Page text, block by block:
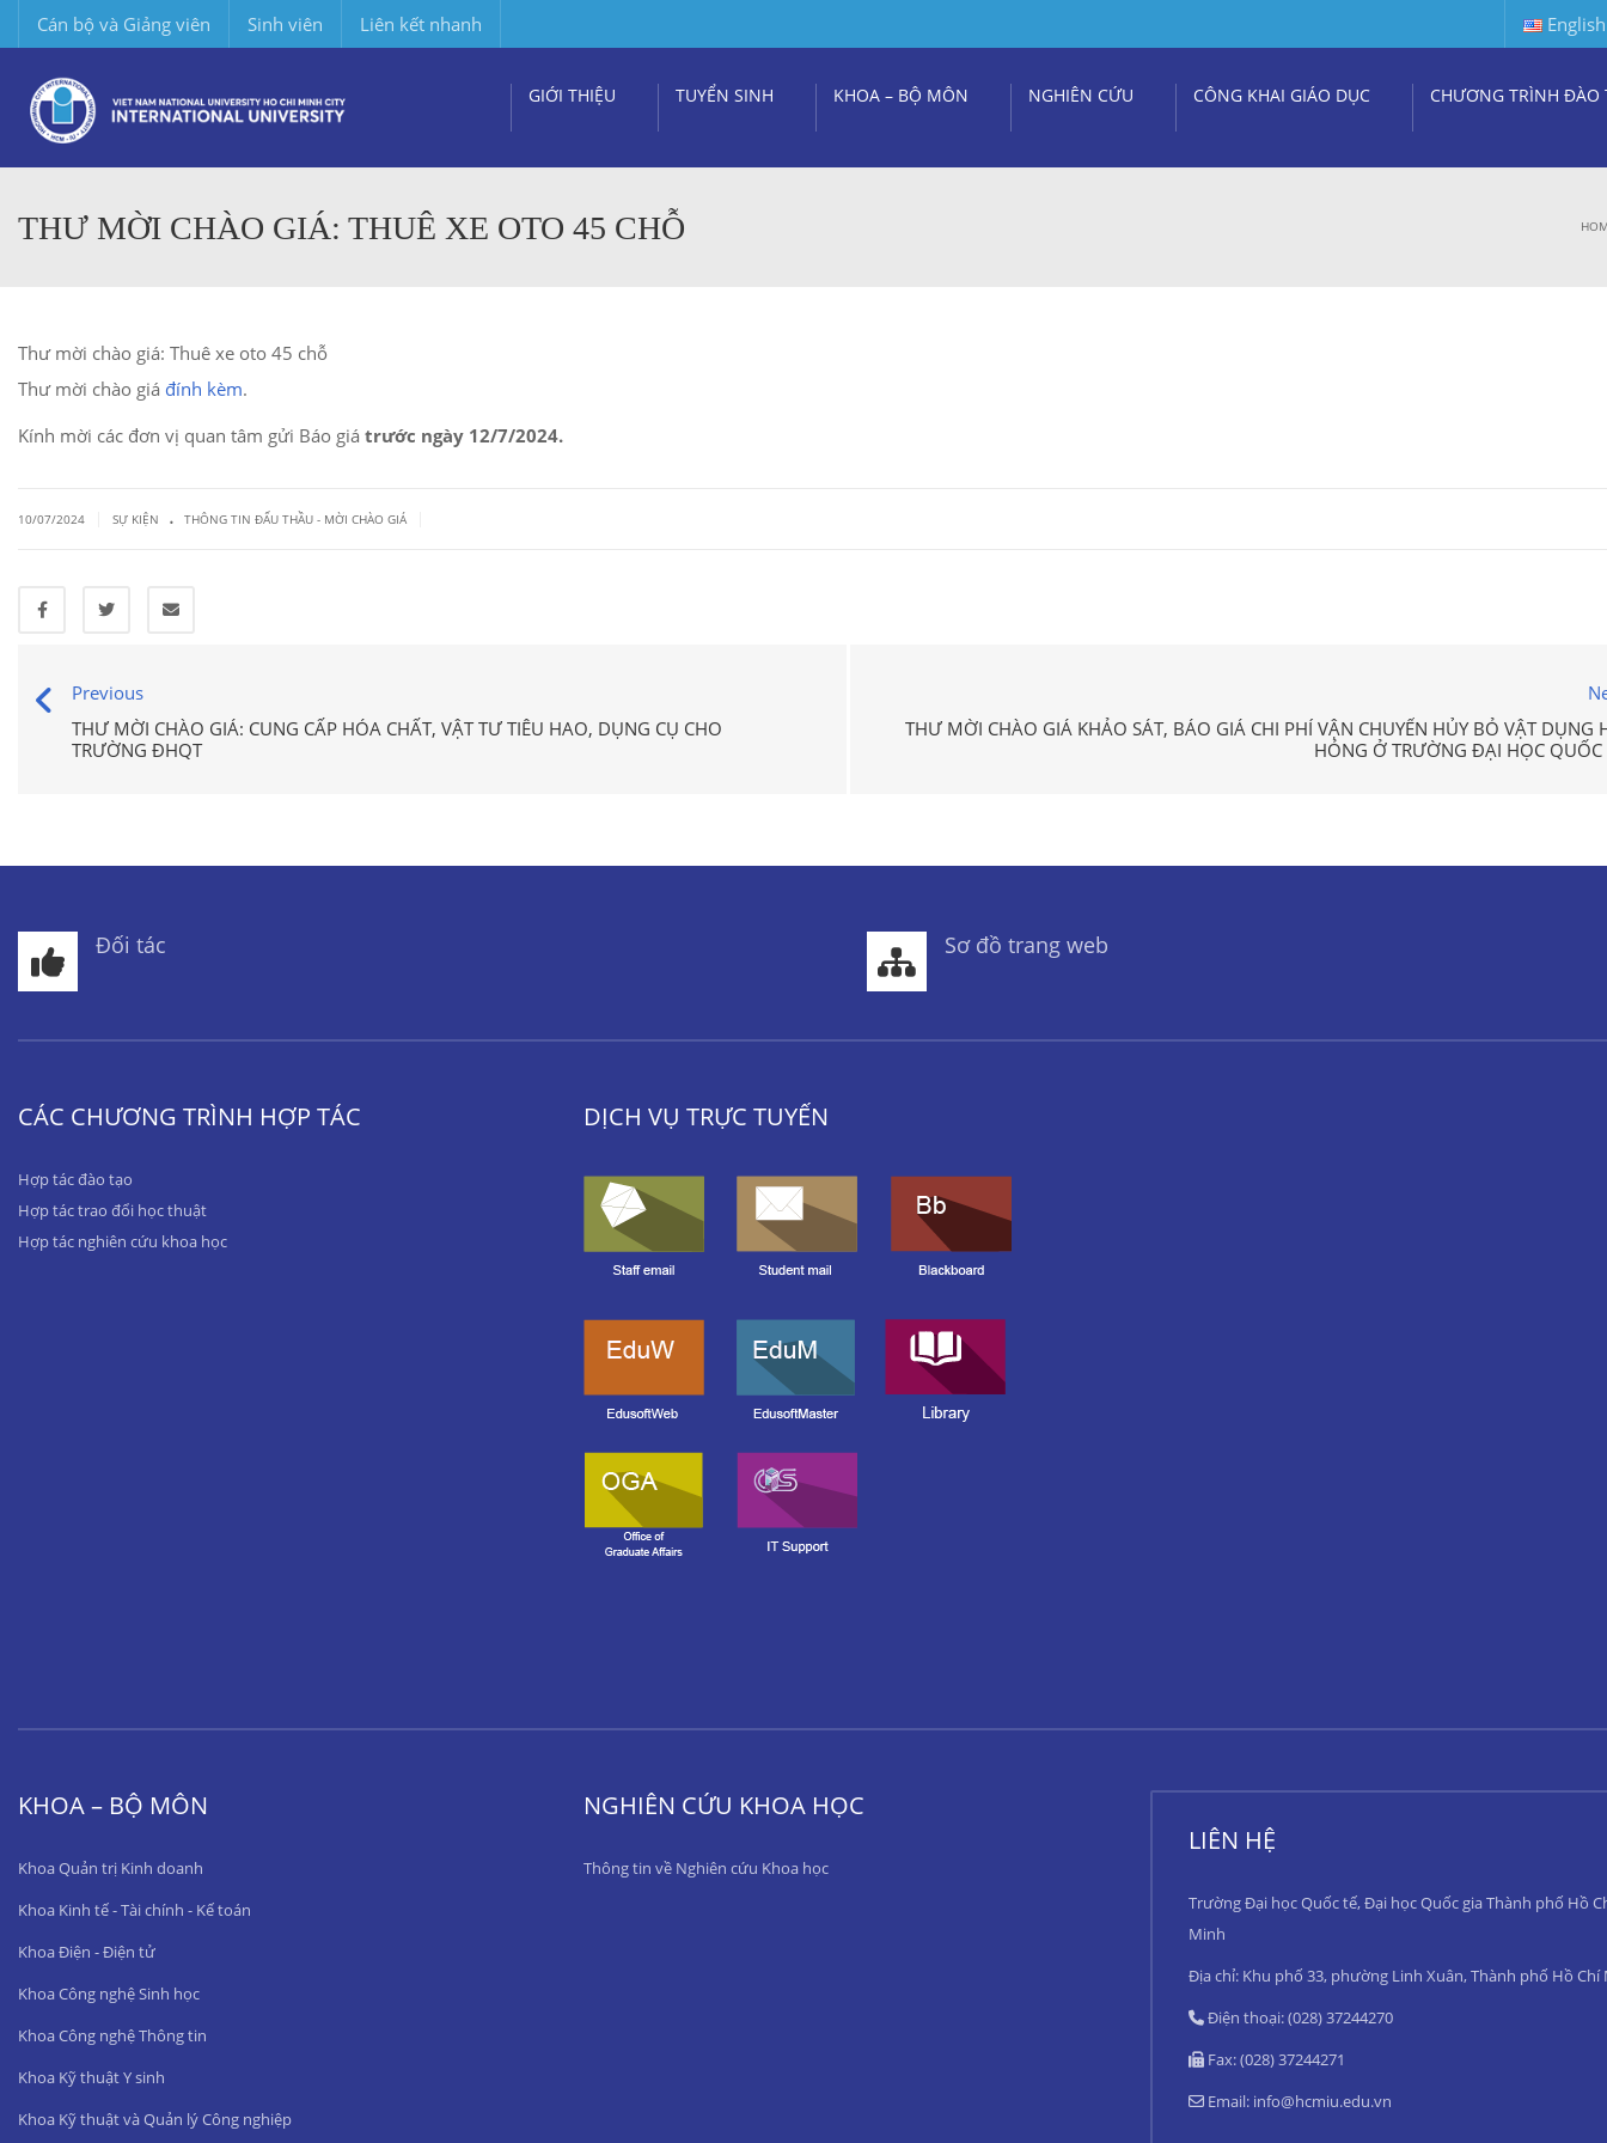
Cán bộ và Giảng viên Sinh viên Liên kết nhanh English
GIỚI THIỆU TUYỂN SINH KHOA – BỘ MÔN NGHIÊN CỨU CÔNG KHAI GIÁO DỤC CHƯƠNG TRÌNH ĐÀO
THƯ MỜI CHÀO GIÁ: THUÊ XE OTO 45 CHỖ
Thư mời chào giá: Thuê xe oto 45 chỗ
Thư mời chào giá đính kèm.
Kính mời các đơn vị quan tâm gửi Báo giá trước ngày 12/7/2024.
10/07/2024 SỰ KIỆN . THÔNG TIN ĐẤU THẦU - MỜI CHÀO GIÁ
Previous
THƯ MỜI CHÀO GIÁ: CUNG CẤP HÓA CHẤT, VẬT TƯ TIÊU HAO, DỤNG CỤ CHO
TRƯỜNG ĐHQT
THƯ MỜI CHÀO GIÁ KHẢO SÁT, BÁO GIÁ CHI PHÍ VẬN CHUYỂN HỦY BỎ VẬT DỤNG
HỎNG Ở TRƯỜNG ĐẠI HỌC QUỐC
Đối tác Sơ đồ trang web
CÁC CHƯƠNG TRÌNH HỢP TÁC
Hợp tác đào tạo
Hợp tác trao đổi học thuật
Hợp tác nghiên cứu khoa học
DỊCH VỤ TRỰC TUYẾN
KHOA – BỘ MÔN
Khoa Quản trị Kinh doanh
Khoa Kinh tế - Tài chính - Kế toán
Khoa Điện - Điện tử
Khoa Công nghệ Sinh học
Khoa Công nghệ Thông tin
Khoa Kỹ thuật Y sinh
Khoa Kỹ thuật và Quản lý Công nghiệp
NGHIÊN CỨU KHOA HỌC
Thông tin về Nghiên cứu Khoa học
LIÊN HỆ
Trường Đại học Quốc tế, Đại học Quốc gia Thành phố Hồ
Minh
Địa chỉ: Khu phố 33, phường Linh Xuân, Thành phố Hồ Chí
Điện thoại: (028) 37244270
Fax: (028) 37244271
Email: info@hcmiu.edu.vn